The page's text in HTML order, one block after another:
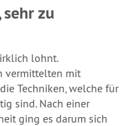
zu
lohnt.
vermittelten mit
Techniken, welche für
sind. Nach einer
ging es darum sich